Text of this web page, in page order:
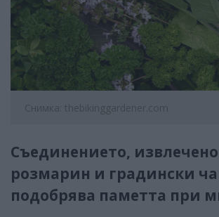
Снимка: thebikinggardener.com
Съединението,
розмарин и градински
подобрява паметта при